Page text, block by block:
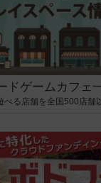
ドゲームカフェ
べる店舗を全国500店舗